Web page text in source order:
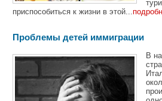
приспособиться к жизни в этой...
Проблемы детей иммиграции
В